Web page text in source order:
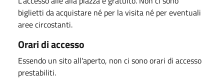
biglietti da acquistare né per la visita né per eventuali
aree circostanti.
Orari di accesso
Essendo un sito all'aperto, non ci sono orari di accesso
prestabiliti.